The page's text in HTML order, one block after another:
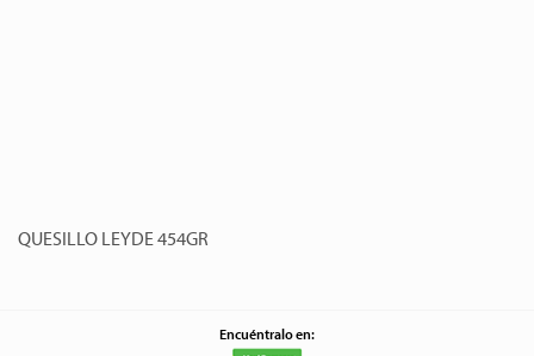
QUESILLO LEYDE 454GR
Encuéntralo en: